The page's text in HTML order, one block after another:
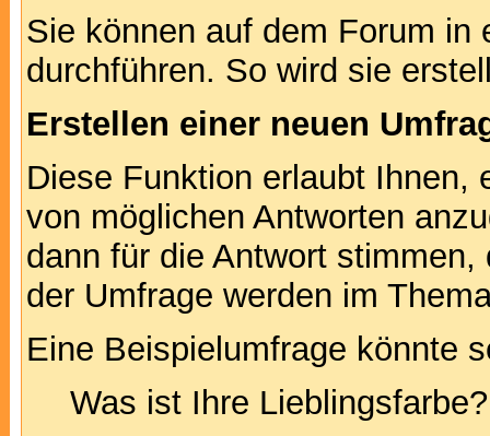
Sie können auf dem Forum in
durchführen. So wird sie
Erstellen einer neuen
Diese Funktion erlaubt Ihnen,
von möglichen Antworten
dann für die Antwort
der Umfrage werden im
Eine Beispielumfrage könnte
Was ist Ihre Lieblingsfarbe?